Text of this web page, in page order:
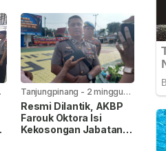
81 RI
Tanjungpinang - 2 minggu
yang lalu
Resmi Dilantik, AKBP
Farouk Oktora Isi
Kekosongan Jabatan